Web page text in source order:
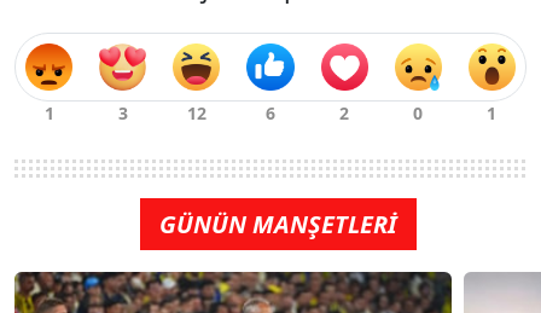
GÜNÜN MANŞETLERİ